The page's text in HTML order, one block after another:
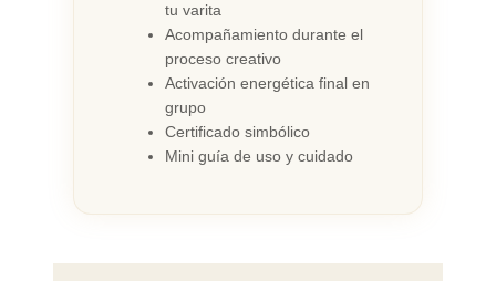
tu varita
Acompañamiento durante el
proceso creativo
Activación energética final en
grupo
Certificado simbólico
Mini guía de uso y cuidado